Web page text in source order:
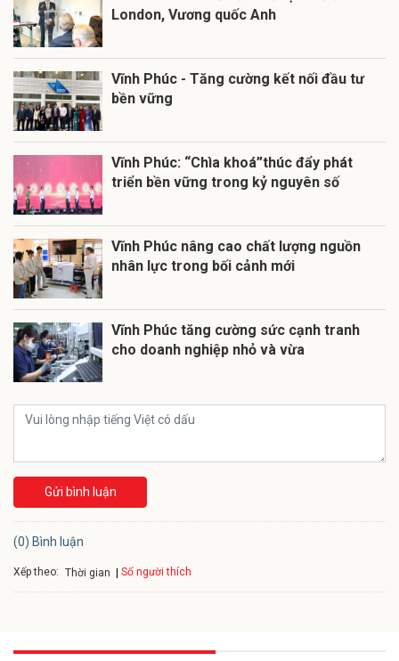
London, Vương quốc Anh
Vĩnh Phúc - Tăng cường kết nối đầu tư
bền vững
Vĩnh Phúc: “Chìa khoá”thúc đẩy phát
triển bền vững trong kỷ nguyên số
Vĩnh Phúc nâng cao chất lượng nguồn
nhân lực trong bối cảnh mới
Vĩnh Phúc tăng cường sức cạnh tranh
cho doanh nghiệp nhỏ và vừa
Gửi bình luận
(0) Bình luận
Xếp theo: Thời gian Số người thích